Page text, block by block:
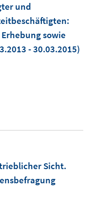
und
sowie
- 30.03.2015)
Sicht.